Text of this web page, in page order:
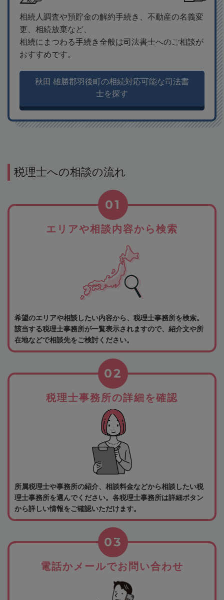
相続人調査や預貯金の解約手続き、不動産の名義変
更、相続放棄など、
相続にまつわる手続き全般は司法書士へのご相談が
おすすめです。
秋田 雄勝郡羽後町の相続対応可能な司法書
士を探す
税理士への相談の流れ
エリアや相談内容から検索
01
希望のエリアや相談したい内容から、税理士事務所を検索。
該当する税理士事務所が一覧表示されますので、紹介文や所
在地などで相談先をご検討ください。
税理士事務所の詳細を確認
02
所属税理士や事務所の紹介、相談料金などから相談したい税
理士事務所を選んでください。各税理士事務所は詳細ボタン
から詳しい情報をご確認いただけます。
電話かメールでお問い合わせ
03